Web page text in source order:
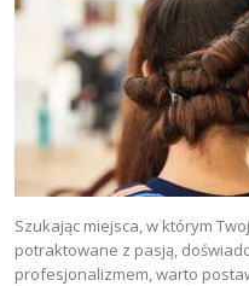
Szukając miejsca, w którym
potraktowane z pasją,
profesjonalizmem, warto